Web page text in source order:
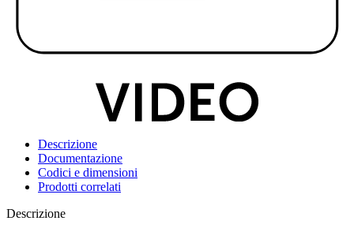
Descrizione
Documentazione
Codici e dimensioni
Prodotti correlati
Descrizione